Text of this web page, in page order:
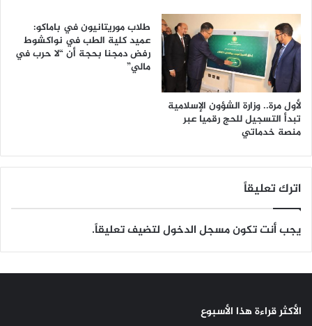
لأول مرة.. وزارة الشؤون الإسلامية
تبدأ التسجيل للحج رقميا عبر
منصة خدماتي
طلاب موريتانيون في باماكو:
عميد كلية الطب في نواكشوط
رفض دمجنا بحجة أن “لا حرب في
مالي”
اترك تعليقاً
يجب أنت تكونمسجل الدخوللتضيف تعليقاً.
الأكثر قراءة هذا الأسبوع